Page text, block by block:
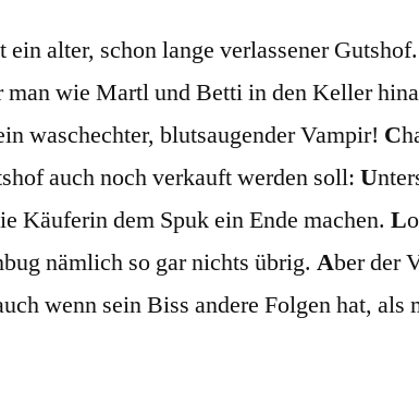
alter, schon lange verlassener
man wie Martl und Betti in den Keller
waschechter, blutsaugender Vampir! C
auch noch verkauft werden soll:U
Käuferin dem Spuk ein Ende machen.L
nämlich so gar nichts übrig.Aber der
wenn sein Biss andere Folgen hat, als